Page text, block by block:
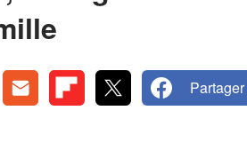
Partager